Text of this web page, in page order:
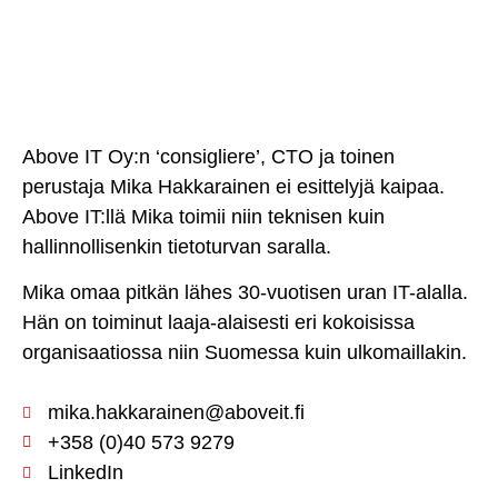
Above IT Oy:n ‘consigliere’, CTO ja toinen
perustaja Mika Hakkarainen ei esittelyjä kaipaa.
Above IT:llä Mika toimii niin teknisen kuin
hallinnollisenkin tietoturvan saralla.
Mika omaa pitkän lähes 30-vuotisen uran IT-alalla.
Hän on toiminut laaja-alaisesti eri kokoisissa
organisaatiossa niin Suomessa kuin ulkomaillakin.
mika.hakkarainen@aboveit.fi
+358 (0)40 573 9279
LinkedIn